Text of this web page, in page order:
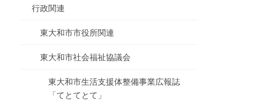
行政関連
東大和市市役所関連
東大和市社会福祉協議会
東大和市生活支援体整備事業広報誌
「てとてとて」